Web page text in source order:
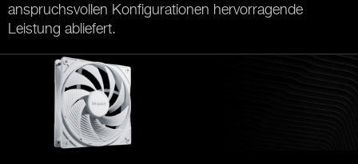
anspruchsvollen Konfigurationen hervorragende
Leistung abliefert.